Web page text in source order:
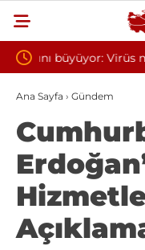
Yılın ilk 6
oksijen
Ana Sayfa › Gündem